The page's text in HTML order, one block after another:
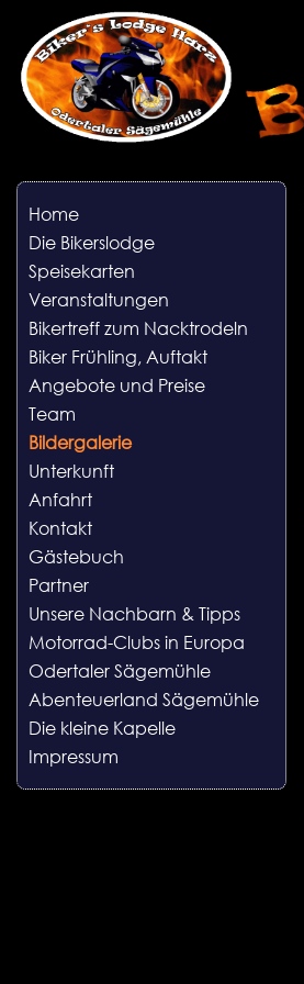
Home
Die Bikerslodge
Speisekarten
Veranstaltungen
Bikertreff zum Nacktrodeln
Biker Frühling, Auftakt
Angebote und Preise
Team
Bildergalerie
Unterkunft
Anfahrt
Kontakt
Gästebuch
Partner
Unsere Nachbarn & Tipps
Motorrad-Clubs in Europa
Odertaler Sägemühle
Abenteuerland Sägemühle
Die kleine Kapelle
Impressum